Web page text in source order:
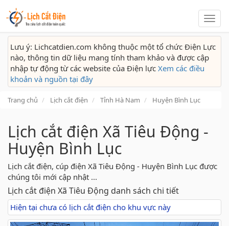
Lịch
cắt
Lưu ý: Lichcatdien.com không thuộc một tổ chức Điện Lực
nào, thông tin dữ liệu mang tính tham khảo và được cập
nhập tự động từ các website của Điện lực Xem các điều
khoản và nguồn tại đây
Trang chủ Lịch cắt điện Tỉnh Hà Nam Huyện Bình Lục
Lịch cắt điện Xã Tiêu Động -
Huyện Bình Lục
Lịch cắt điện, cúp điện Xã Tiêu Động - Huyện Bình Lục được
chúng tôi mới cập nhật ...
Lịch cắt điện Xã Tiêu Động danh sách chi tiết
Hiện tại chưa có lịch cắt điện cho khu vực này